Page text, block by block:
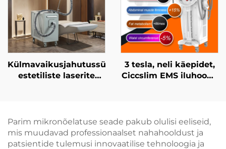
Külmavaikusjahutussüsteem
estetiliste laserite
pidevaks, kontaktita
kasutamiseks
kliinikus
3 tesla, neli käepidet,
Ciccslim EMS iluhoone
Parim mikronõelatuse seade pakub olulisi eeliseid,
mis muudavad professionaalset nahahooldust ja
patsientide tulemusi innovaatilise tehnoloogia ja